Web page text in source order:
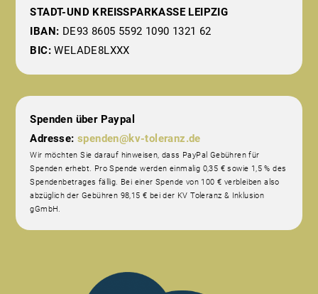
STADT-UND KREISSPARKASSE LEIPZIG
IBAN: DE93 8605 5592 1090 1321 62
BIC: WELADE8LXXX
Spenden über Paypal
Adresse: spenden@kv-toleranz.de
Wir möchten Sie darauf hinweisen, dass PayPal Gebühren für
Spenden erhebt. Pro Spende werden einmalig 0,35 € sowie 1,5 % des
Spendenbetrages fällig. Bei einer Spende von 100 € verbleiben also
abzüglich der Gebühren 98,15 € bei der KV Toleranz & Inklusion
gGmbH.